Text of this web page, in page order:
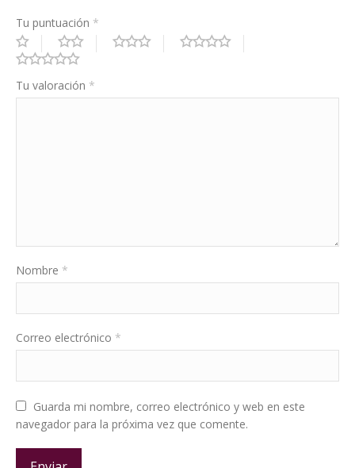
Tu puntuación *
Tu valoración *
Nombre *
Correo electrónico *
Guarda mi nombre, correo electrónico y web en este
navegador para la próxima vez que comente.